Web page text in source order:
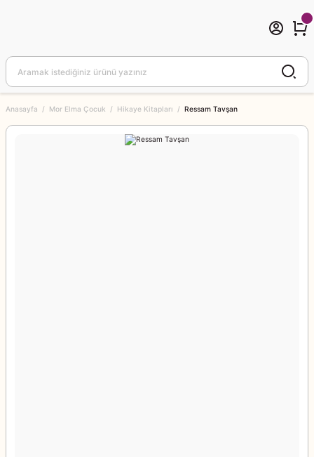
Anasayfa Mor Elma Çocuk Hikaye Kitapları Ressam Tavşan